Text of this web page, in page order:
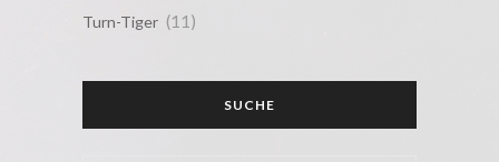
Turn-Tiger (11)
SUCHE